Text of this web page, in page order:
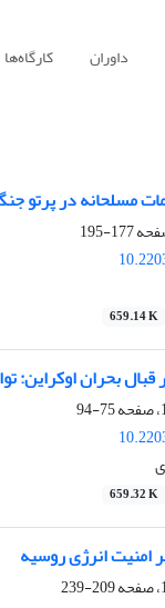
داوران کارگاه‌ها
مسلحانه در پرتو
177-195
659.14 K
بحران اوکراین:
75-94
659.32 K
امنیت انرژی روسیه
209-239